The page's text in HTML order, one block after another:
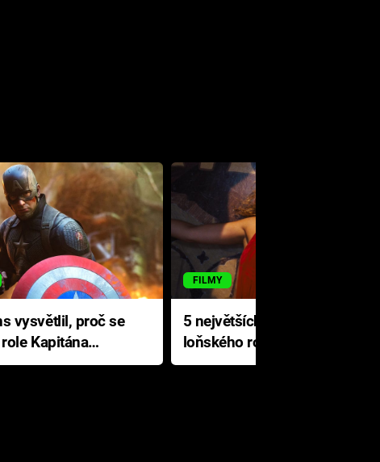
vysvětlil, proč se
Kapitána
FILMY
5 největších propadáků
loňského roku: Disney na
jediné katastrofě prodělal 200